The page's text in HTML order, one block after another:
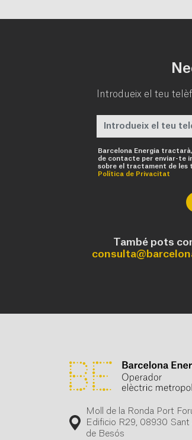
Introdueix el teu
Barcelona Energia
de contacte per enviar-te
sobre el tractament de les
Política de Privacitat
També pots
Moll de la Ronda Port
Edificio R29, 08930 Sant
de Besós